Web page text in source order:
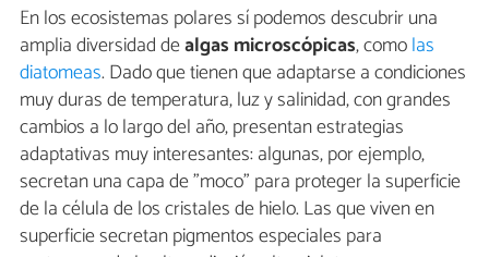
En los ecosistemas polares sí podemos descubrir una
amplia diversidad dealgas microscópicas, comolas
diatomeas. Dado que tienen que adaptarse a condiciones
muy duras de temperatura, luz y salinidad, con grandes
cambios a lo largo del año, presentan estrategias
adaptativas muy interesantes: algunas, por ejemplo,
secretan una capa de "moco" para proteger la superficie
de la célula de los cristales de hielo. Las que viven en
superficie secretan pigmentos especiales para